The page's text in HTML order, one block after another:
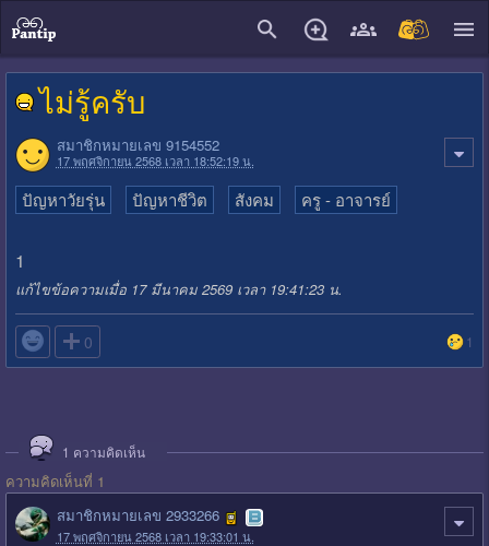
ไม่รู้ครับ
สมาชิกหมายเลข 9154552
17 พฤศจิกายน 2568 เวลา 18:52:19 น.
ปัญหาวัยรุ่น ปัญหาชีวิต สังคม ครู - อาจารย์
1
แก้ไขข้อความเมื่อ 17 มีนาคม 2569 เวลา 19:41:23 น.
 0 1
1 ความคิดเห็น
ความคิดเห็นที่ 1
สมาชิกหมายเลข 2933266
17 พฤศจิกายน 2568 เวลา 19:33:01 น.
close